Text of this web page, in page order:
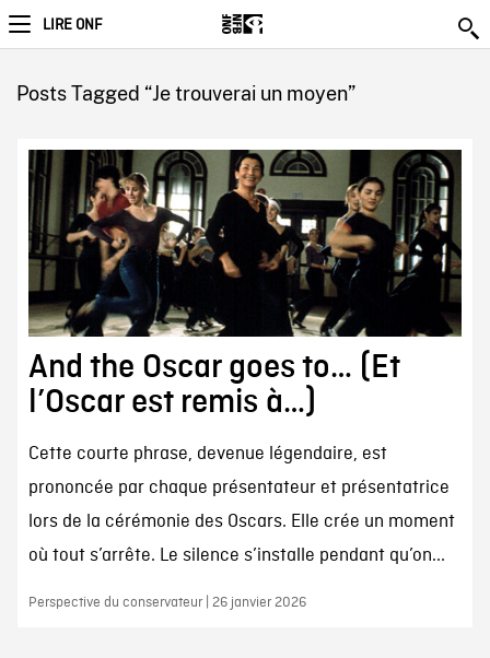
LIRE ONF
Posts Tagged “Je trouverai un moyen”
And the Oscar goes to… (Et
l’Oscar est remis à…)
Cette courte phrase, devenue légendaire, est
prononcée par chaque présentateur et présentatrice
lors de la cérémonie des Oscars. Elle crée un moment
où tout s’arrête. Le silence s’installe pendant qu’on...
Perspective du conservateur | 26 janvier 2026